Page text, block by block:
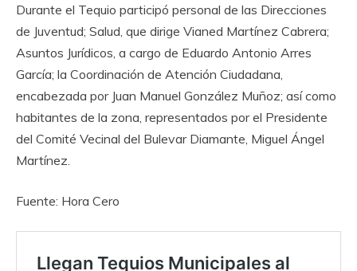
Durante el Tequio participó personal de las Direcciones
de Juventud; Salud, que dirige Vianed Martínez Cabrera;
Asuntos Jurídicos, a cargo de Eduardo Antonio Arres
García; la Coordinación de Atención Ciudadana,
encabezada por Juan Manuel González Muñoz; así como
habitantes de la zona, representados por el Presidente
del Comité Vecinal del Bulevar Diamante, Miguel Ángel
Martínez.
Fuente: Hora Cero